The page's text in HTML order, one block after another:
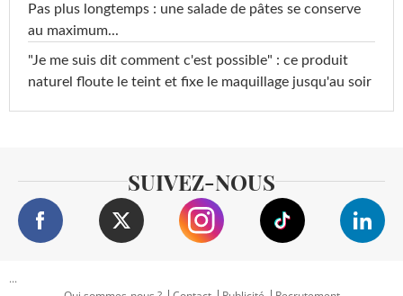
Pas plus longtemps : une salade de pâtes se conserve
au maximum...
"Je me suis dit comment c'est possible" : ce produit
naturel floute le teint et fixe le maquillage jusqu'au soir
SUIVEZ-NOUS
...